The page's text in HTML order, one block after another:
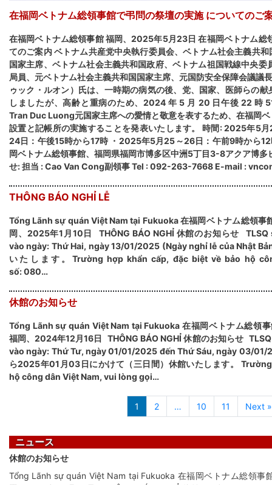
在福岡ベトナム総領事館で弔問の祭壇の実施 についてのご
在福岡ベトナム総領事館 福岡、2025年5月23日 在福岡ベトナム総
てのご案内 ベトナム共産党中央執行委員会、ベトナム社会主義共
国家主席、ベトナム社会主義共和国政府、ベトナム祖国戦線中央委
局員、元ベトナム社会主義共和国国家主席、元国防安全保障会議
ゥック・ルオン）氏は、一時期の病気の後、党、国家、医師らの
しましたが、高齢と重病のため、2024 年 5 月 20 日午後 22 時
Tran Duc Luong元国家主席への愛情と敬意を表するため、在福岡
設置と記帳所の実施することを発表いたします。 時間: 2025年5
24日：午後15時から17時 ・2025年5月25～26日：午前9時から
岡ベトナム総領事館、福岡県福岡市博多区中洲5丁目3-8アクア博多
せ: 担当 : Cao Van Cong副領事 Tel : 092-263-7668 E-mail :
THÔNG BÁO NGHỈ LỄ
Tổng Lãnh sự quán Việt Nam tại Fukuoka 在福岡ベトナム総領
岡、2025年1月10日 THÔNG BÁO NGHỈ 休館のお知らせ
vào ngày: Thứ Hai, ngày 13/01/2025 (Ngày nghỉ lễ của Nhật
いたします。Trường hợp khẩn cấp, đặc biệt về bảo hộ
số: 080…
休館のお知らせ
Tổng Lãnh sự quán Việt Nam tại Fukuoka 在福岡ベトナム総領
福岡、2024年12月16日 THÔNG BÁO NGHỈ 休館のお知らせ
vào ngày: Thứ Tư, ngày 01/01/2025 đến Thứ Sáu, ngày 03/01/
ら2025年01月03日にかけて（三日間）休館いたします。
hộ công dân Việt Nam, vui lòng gọi…
1 2 … 10 11 Next »
ニュース
休館のお知らせ
Tổng Lãnh sự quán Việt Nam tại Fukuoka 在福岡ベトナム総領